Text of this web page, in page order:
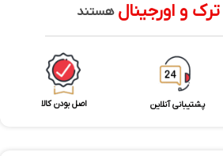
ترک و اورجینال هستند
پشتیبانی آنلاین اصل بودن کالا